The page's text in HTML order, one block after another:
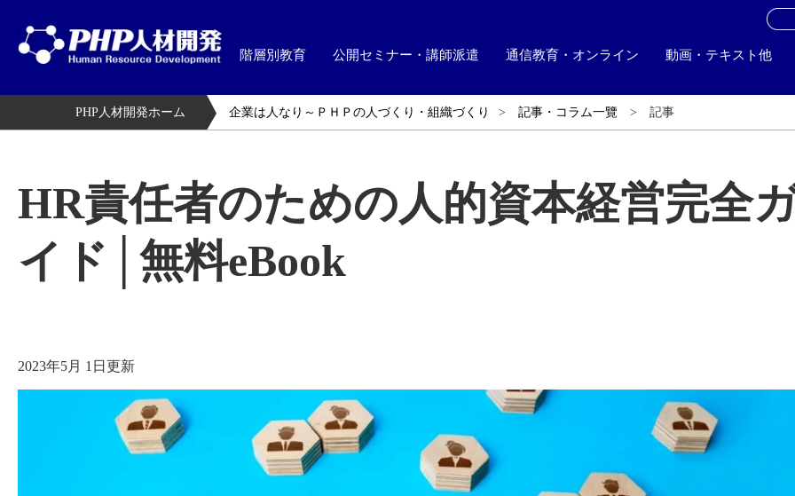
階層別教育 公開セミナー・講師派遣 通信教育・オンライン 動画・テキスト他
PHP人材開発ホーム 企業は人なり～ＰＨＰの人づくり・組織づくり 記事・コラム一覽 記事
HR責任者のための人的資本経営完全
イド│無料eBook
2023年5月 1日更新